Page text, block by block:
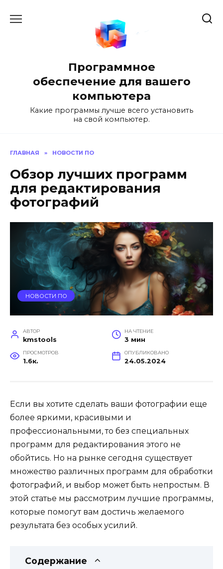
Программное
обеспечение для вашего
компьютера
Какие программы лучше всего установить
на свой компьютер.
ГЛАВНАЯ » НОВОСТИ ПО
Обзор лучших программ
для редактирования
фотографий
НОВОСТИ ПО
АВТОР
kmstools
НА ЧТЕНИЕ
3 мин
ПРОСМОТРОВ
1.6к.
ОПУБЛИКОВАНО
24.05.2024
Если вы хотите сделать ваши фотографии еще
более яркими, красивыми и
профессиональными, то без специальных
программ для редактирования этого не
обойтись. Но на рынке сегодня существует
множество различных программ для обработки
фотографий, и выбор может быть непростым. В
этой статье мы рассмотрим лучшие программы,
которые помогут вам достичь желаемого
результата без особых усилий.
Содержание